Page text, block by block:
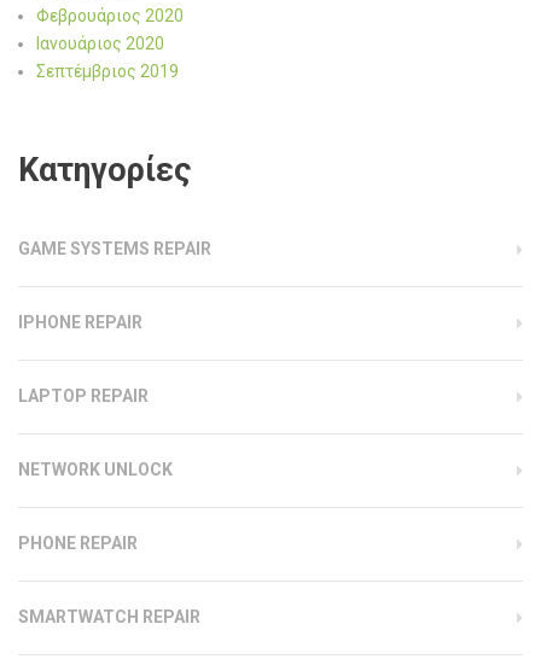
Φεβρουάριος 2020
Ιανουάριος 2020
Σεπτέμβριος 2019
Kατηγορίες
GAME SYSTEMS REPAIR
IPHONE REPAIR
LAPTOP REPAIR
NETWORK UNLOCK
PHONE REPAIR
SMARTWATCH REPAIR